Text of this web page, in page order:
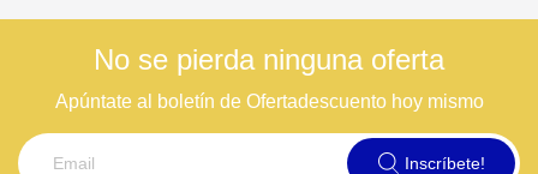
No se pierda ninguna oferta
Apúntate al boletín de Ofertadescuento hoy mismo
Inscríbete!